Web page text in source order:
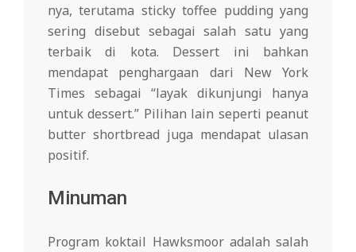
nya, terutama sticky toffee pudding yang
sering disebut sebagai salah satu yang
terbaik di kota. Dessert ini bahkan
mendapat penghargaan dari New York
Times sebagai “layak dikunjungi hanya
untuk dessert.” Pilihan lain seperti peanut
butter shortbread juga mendapat ulasan
positif.
Minuman
Program koktail Hawksmoor adalah salah